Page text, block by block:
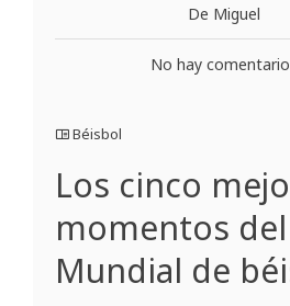
De Miguel
No hay
Béisbol
Los cinco
momentos del
Mundial de